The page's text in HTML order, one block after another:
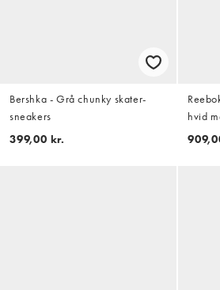
Bershka - Grå chunky skater-
sneakers
399,00 kr.
hvid